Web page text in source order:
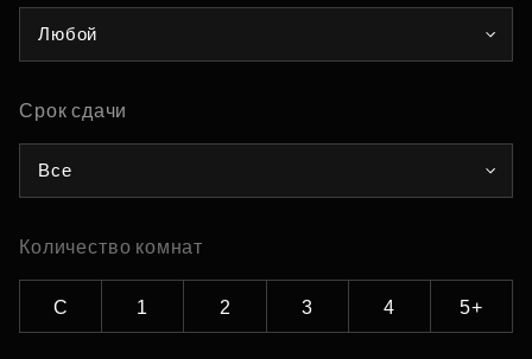
Любой
Срок сдачи
Все
Количество комнат
С 1 2 3 4 5+